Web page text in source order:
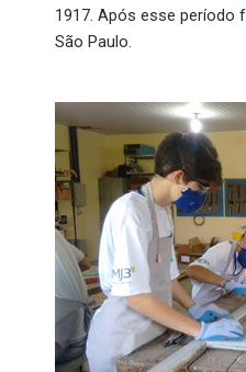
1917. Após esse período
São Paulo.